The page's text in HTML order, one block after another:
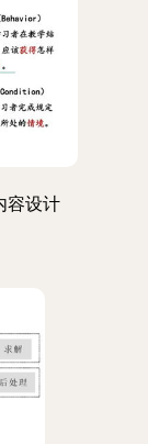
容设计